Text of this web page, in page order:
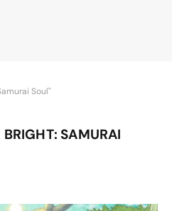
Soul"
BRIGHT: SAMURAI